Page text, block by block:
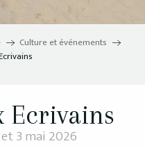
Culture et événements
Ecrivains
3 mai 2026